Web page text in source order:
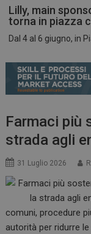
Lilly, main
torna in piazza
Dal 4 al 6 giugno, in
Farmaci più
strada agli
31 Luglio 2026
comuni, procedure
autorità per ridurre